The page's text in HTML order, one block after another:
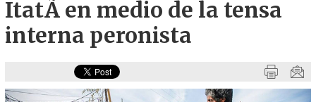
ItatÃ­ en medio de la tensa
interna peronista